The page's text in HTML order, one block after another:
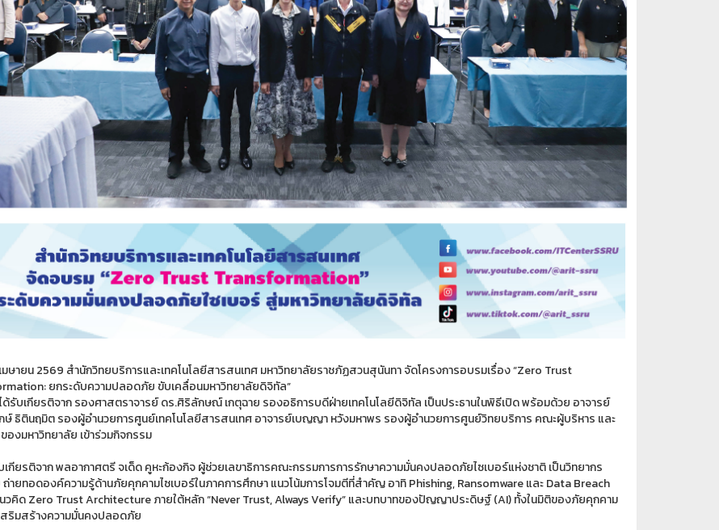
มษายน 2569 สำนักวิทยบริการและเทคโนโลยีสารสนเทศ มหาวิทยาลัยราชภัฏสวนสุนันทา จัดโครงการอบรมเรื่อง “Zero Trust
ยกระดับความปลอดภัย ขับเคลื่อนมหาวิทยาลัยดิจิทัล”
ด้รับเกียรติจาก รองศาสตราจารย์ ดร.ศิริลักษณ์ เกตุฉาย รองอธิการบดีฝ่ายเทคโนโลยีดิจิทัล เป็นประธานในพิธีเปิด พร้อมด้วย อาจารย์
ษ์ ธิตินฤมิต รองผู้อำนวยการศูนย์เทคโนโลยีสารสนเทศ อาจารย์เบญญา หวังมหาพร รองผู้อำนวยการศูนย์วิทยบริการ คณะผู้บริหาร และ
องมหาวิทยาลัย เข้าร่วมกิจกรรม
เกียรติจาก พลอากาศตรี จเด็ด คูหะก้องกิจ ผู้ช่วยเลขาธิการคณะกรรมการการรักษาความมั่นคงปลอดภัยไซเบอร์แห่งชาติ เป็นวิทยากร
ายทอดองค์ความรู้ด้านภัยคุกคามไซเบอร์ในภาคการศึกษา แนวโน้มการโจมตีที่สำคัญ อาทิ Phishing, Ransomware และ Data Breach
วคิด Zero Trust Architecture ภายใต้หลัก “Never Trust, Always Verify” และบทบาทของปัญญาประดิษฐ์ (AI) ทั้งในมิติของภัยคุกคาม
สริมสร้างความมั่นคงปลอดภัย